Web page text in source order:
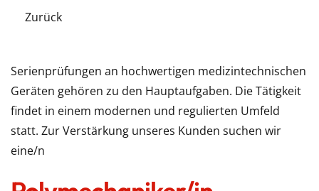
Zurück
Serienprüfungen an hochwertigen medizintechnischen
Geräten gehören zu den Hauptaufgaben. Die Tätigkeit
findet in einem modernen und regulierten Umfeld
statt. Zur Verstärkung unseres Kunden suchen wir
eine/n